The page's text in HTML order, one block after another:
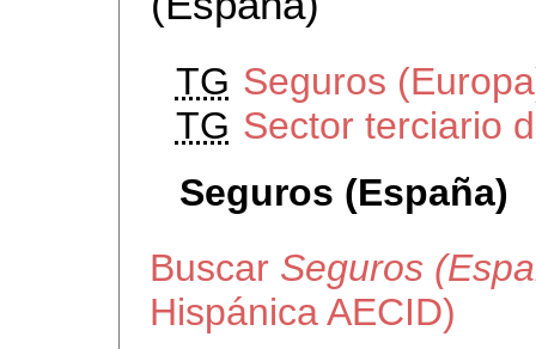
TG Seguros
TG Sector terciario
Seguros (España)
Buscar Seguros
Hispánica AECID)